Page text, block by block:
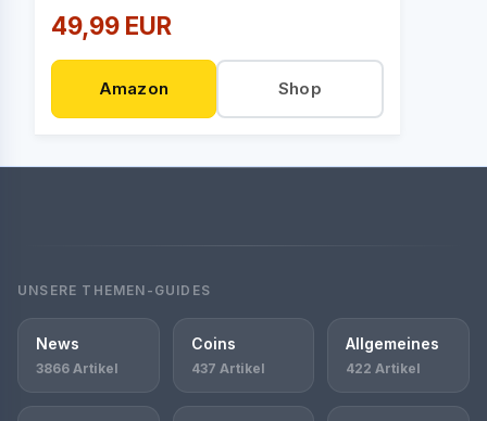
49,99 EUR
Amazon Shop
UNSERE THEMEN-GUIDES
News
3866 Artikel
Coins
437 Artikel
Allgemeines
422 Artikel